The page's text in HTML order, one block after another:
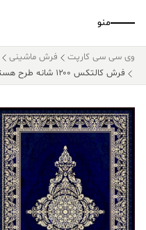
منو
وی سی سی کارپت فرش ماشینی
فرش کالتکس ۱۲۰۰ شانه طرح هستی سرمه‌ای